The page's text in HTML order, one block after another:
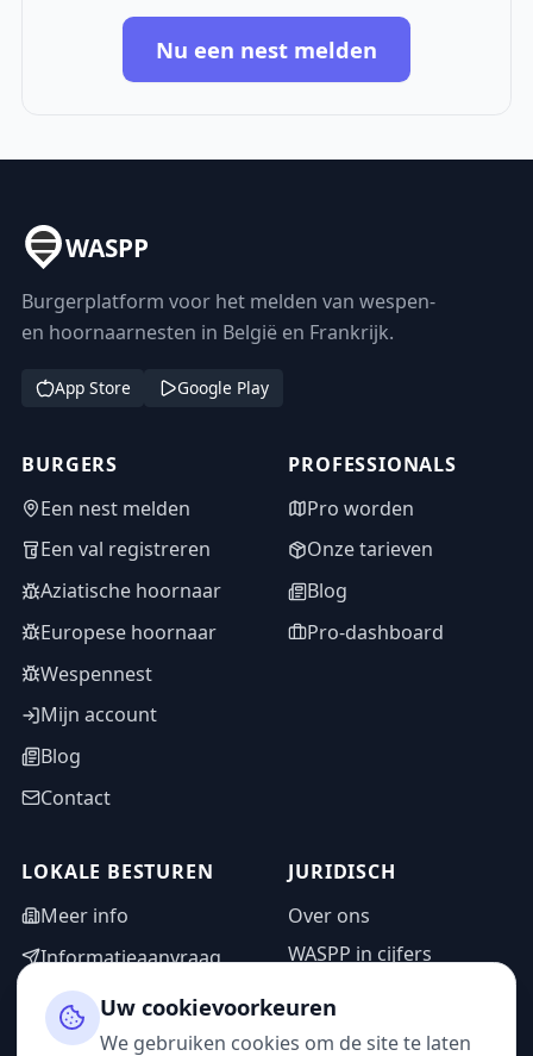
Nu een nest melden
WASPP
Burgerplatform voor het melden van wespen-
en hoornaarnesten in België en Frankrijk.
App Store Google Play
BURGERS
Een nest melden
Een val registreren
Aziatische hoornaar
Europese hoornaar
Wespennest
Mijn account
Blog
Contact
PROFESSIONALS
Pro worden
Onze tarieven
Blog
Pro-dashboard
LOKALE BESTUREN
Meer info
Informatieaanvraag
Adminzone
JURIDISCH
Over ons
WASPP in cijfers
Privacybeleid
Uw cookievoorkeuren
We gebruiken cookies om de site te laten